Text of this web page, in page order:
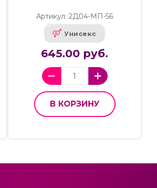
Артикул: 2Д04-МП-56
Унисекс
645.00 руб.
В КОРЗИНУ